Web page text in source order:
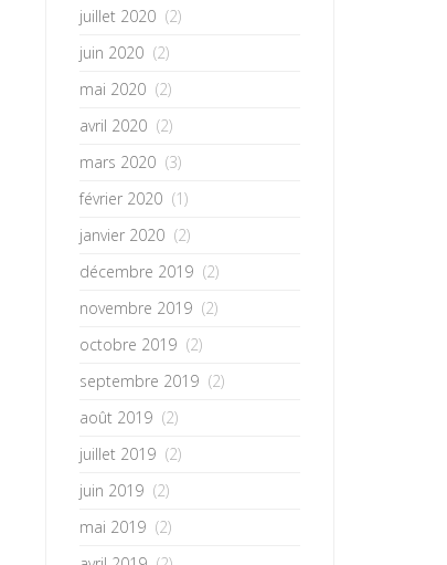
juillet 2020 (2)
juin 2020 (2)
mai 2020 (2)
avril 2020 (2)
mars 2020 (3)
février 2020 (1)
janvier 2020 (2)
décembre 2019 (2)
novembre 2019 (2)
octobre 2019 (2)
septembre 2019 (2)
août 2019 (2)
juillet 2019 (2)
juin 2019 (2)
mai 2019 (2)